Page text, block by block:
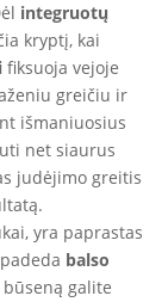
integruotų
kryptį, kai
fiksuoja vejoje
greičiu ir
išmaniuosius
net siaurus
judėjimo greitis
yra paprastas
balso
galite